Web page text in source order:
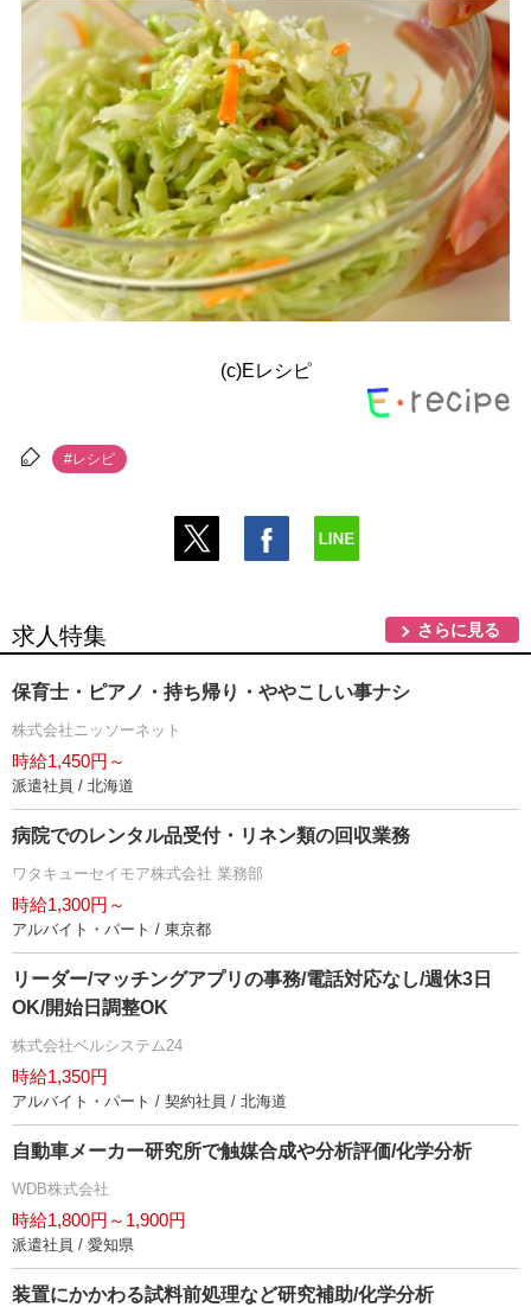
(c)Eレシピ
#レシピ
求人特集 さらに見る
保育士・ピアノ・持ち帰り・ややこしい事ナシ
株式会社ニッソーネット
時給1,450円～
派遣社員 / 北海道
病院でのレンタル品受付・リネン類の回収業務
ワタキューセイモア株式会社 業務部
時給1,300円～
アルバイト・パート / 東京都
リーダー/マッチングアプリの事務/電話対応なし/週休3日
OK/開始日調整OK
株式会社ベルシステム24
時給1,350円
アルバイト・パート / 契約社員 / 北海道
自動車メーカー研究所で触媒合成や分析評価/化学分析
WDB株式会社
時給1,800円～1,900円
派遣社員 / 愛知県
装置にかかわる試料前処理など研究補助/化学分析